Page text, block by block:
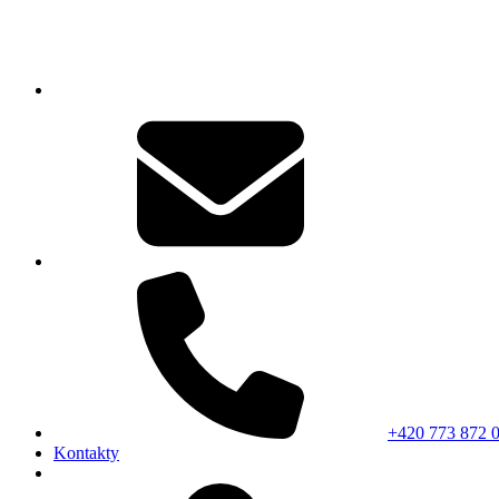
+420 773 872
Kontakty